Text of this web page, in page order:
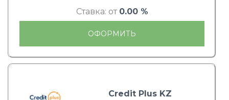
Ставка: от 0.00 %
ОФОРМИТЬ
Credit Plus KZ